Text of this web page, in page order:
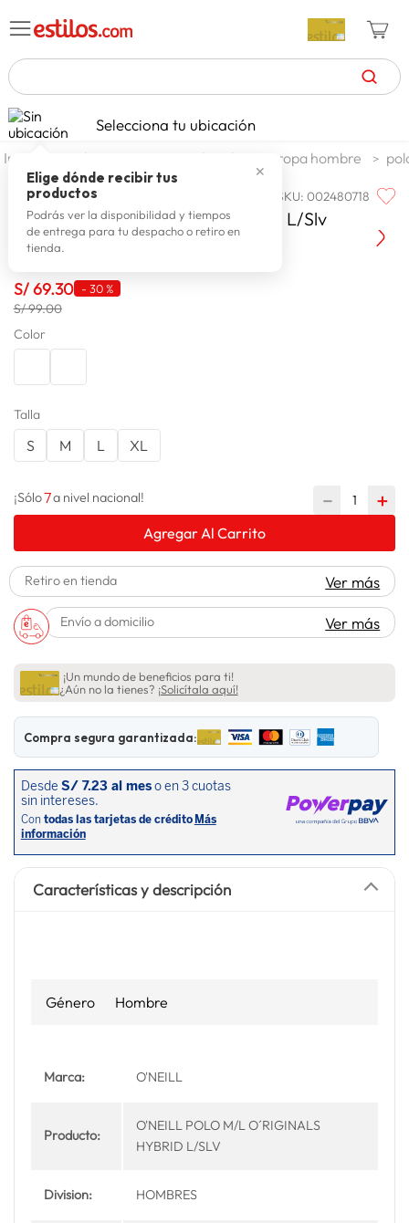
TÉRMINOS MÁS BUSCADOS
1. zapatillas mujer
2. celulares
3. zapatillas hombre
4. moda
6. tv
7.
10. lavadora
Selecciona tu ubicación
✕
Elige dónde recibir tus
productos
Podrás ver la disponibilidad y tiempos
de entrega para tu despacho o retiro en
tienda.
moda y accesorios hombre ropa hombre
O'NEILL SKU:002480718
O'Neill Polo M/L O´Riginals Hybrid L/Slv
S/69.30 - 30 %
S/ 99.00
Color
Talla
S M L XL
¡Sólo7a nivel nacional! ＋
－
Agregar Al Carrito
Retiro en tienda Ver más
Envío a domicilio Ver más
¡Un mundo de beneficios para ti!
¿Aún no la tienes? ¡Solicítala aquí!
Compra segura garantizada:
Características y descripción
Género Hombre
Marca: O'NEILL
Producto:
O'NEILL POLO M/L O´RIGINALS
HYBRID L/SLV
Division: HOMBRES